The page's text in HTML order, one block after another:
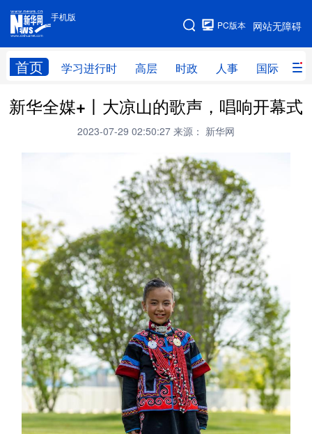
手机版
网站无障碍
PC版本
首页 学习进行时 高层 时政 人事 国际 财
手机版
网站地图
学习进行时 高层 时政 人事
财经 网评
全球连线
科创 量子 体育
文化 书画 健康 军事
访谈 视频 图片 政务
法律 中央文件 金融 汽车
食品 人居 信息化 数字经济
学术中国 乡村振兴 银龄 溯源中国
城市 旅游 能源 会展
彩票 娱乐 时尚 悦读
公益 一带一路 亚太网 上市公司
新华全媒+丨大凉山的歌声，唱响开幕式
2023-07-29 02:50:27 来源： 新华网